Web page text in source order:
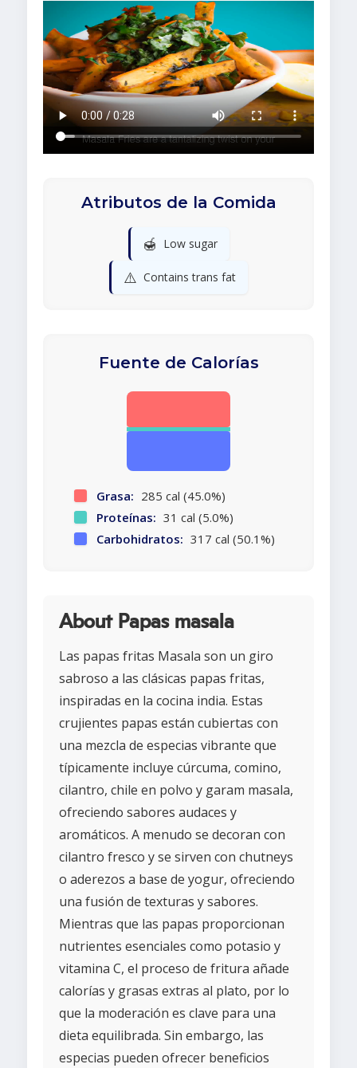
Atributos de la Comida
🍯 Low sugar
⚠️ Contains trans fat
Fuente de Calorías
Grasa: 285 cal (45.0%)
Proteínas: 31 cal (5.0%)
Carbohidratos: 317 cal (50.1%)
About Papas masala
Las papas fritas Masala son un giro
sabroso a las clásicas papas fritas,
inspiradas en la cocina india. Estas
crujientes papas están cubiertas con
una mezcla de especias vibrante que
típicamente incluye cúrcuma, comino,
cilantro, chile en polvo y garam masala,
ofreciendo sabores audaces y
aromáticos. A menudo se decoran con
cilantro fresco y se sirven con chutneys
o aderezos a base de yogur, ofreciendo
una fusión de texturas y sabores.
Mientras que las papas proporcionan
nutrientes esenciales como potasio y
vitamina C, el proceso de fritura añade
calorías y grasas extras al plato, por lo
que la moderación es clave para una
dieta equilibrada. Sin embargo, las
especias pueden ofrecer beneficios